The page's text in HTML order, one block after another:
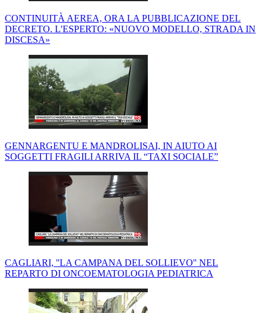
CONTINUITÀ AEREA, ORA LA PUBBLICAZIONE DEL
DECRETO. L'ESPERTO: «NUOVO MODELLO, STRADA IN
DISCESA»
GENNARGENTU E MANDROLISAI, IN AIUTO AI
SOGGETTI FRAGILI ARRIVA IL “TAXI SOCIALE”
CAGLIARI, ''LA CAMPANA DEL SOLLIEVO'' NEL
REPARTO DI ONCOEMATOLOGIA PEDIATRICA